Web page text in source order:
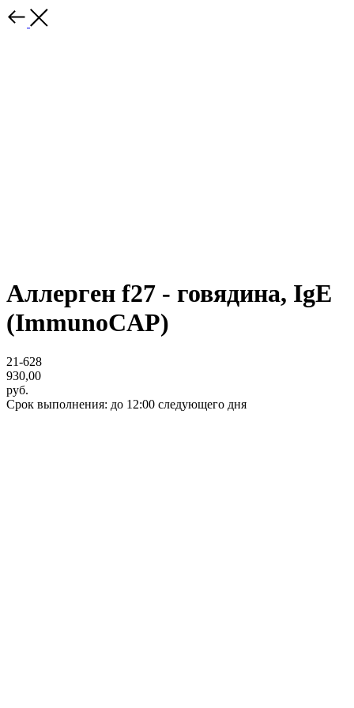
Аллерген f27 - говядина, IgE
(ImmunoCAP)
21-628
930,00
руб.
Срок выполнения: до 12:00 следующего дня